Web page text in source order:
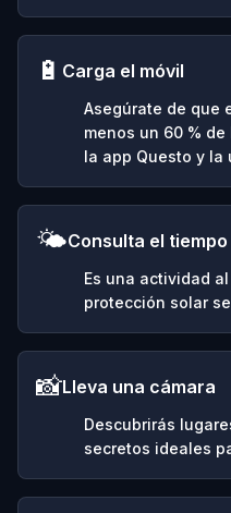
🔋 Carga el móvil
Asegúrate de que
menos un 60 %
la app Questo y la
🌤️Consulta el tiempo
Es una actividad
protección solar
📸Lleva una cámara
Descubrirás
secretos ideales